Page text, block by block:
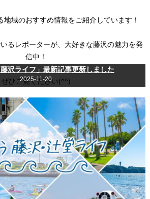
藤沢ライフ」最新記事更新しました
2025-11-20
地域のおすすめ情報をご紹介しています！
るレポーターが、大好きな藤沢の魅力を発
信中！
ぜひご覧ください(^^)